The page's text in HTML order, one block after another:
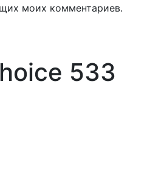
моих комментариев.
533